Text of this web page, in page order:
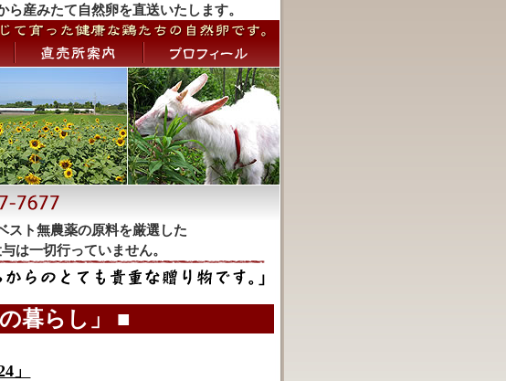
産みたて自然卵を直送いたします。
スト無農薬の原料を厳選した
は一切行っていません。
暮らし」 ■
」